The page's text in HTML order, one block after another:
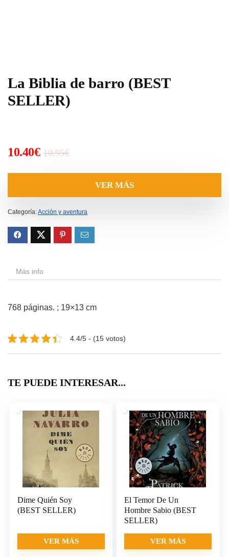
La Biblia de barro (BEST
SELLER)
10.95€El
original
era:
10.95€.
10.40€
El
actual
es:
10.40€.
VER MÁS
Categoría:Acción y aventura
Más info
768 páginas. ; 19×13 cm
4.4/5 - (15 votos)
TE PUEDE INTERESAR...
Dime Quién Soy
(BEST SELLER)
VER MÁS
El Temor De Un
Hombre Sabio (BEST
SELLER)
VER MÁS